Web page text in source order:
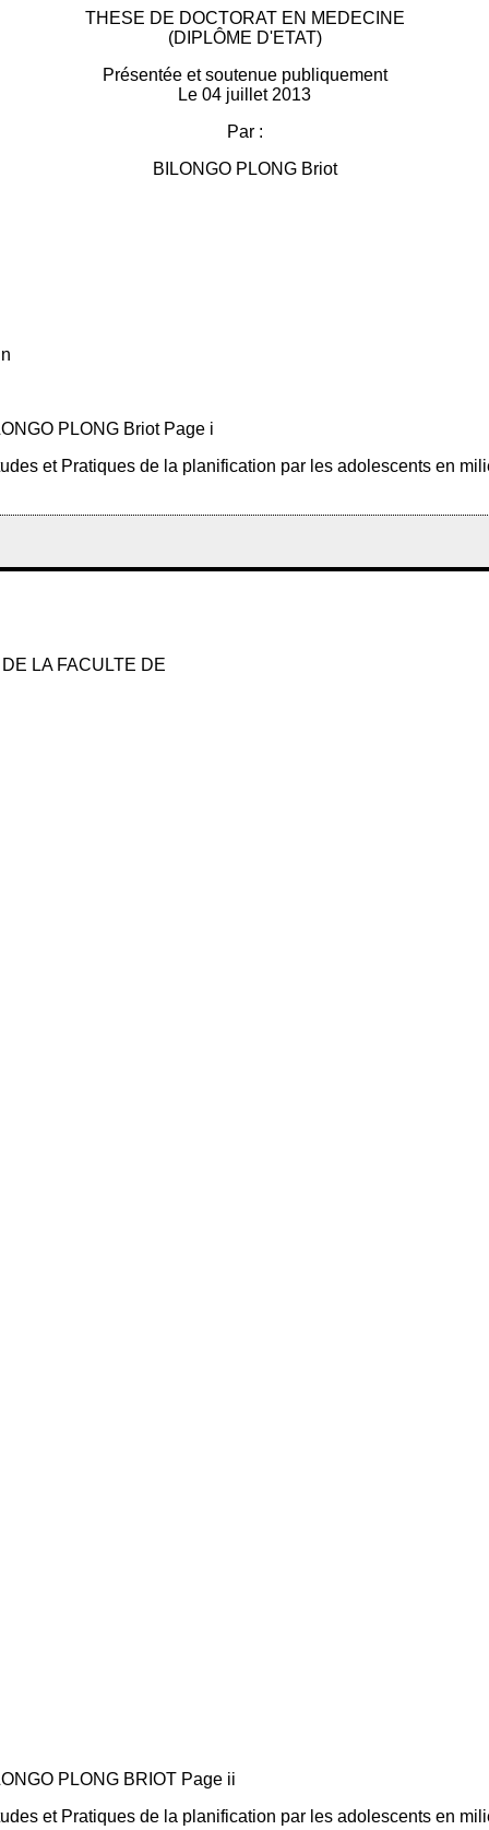
THESE DE DOCTORAT EN MEDECINE
(DIPLÔME D'ETAT)
Présentée et soutenue publiquement
Le 04 juillet 2013
Par :
BILONGO PLONG Briot
PLONG Briot Page i
et Pratiques de la planification par les adolescents en
LA FACULTE DE
PLONG BRIOT Page ii
et Pratiques de la planification par les adolescents en